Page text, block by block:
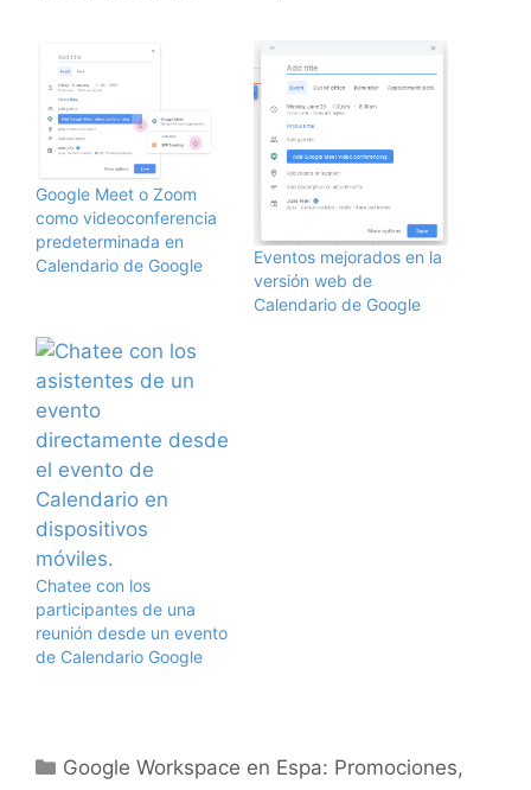
Google Meet o Zoom
como videoconferencia
predeterminada en
Calendario de Google
Eventos mejorados en la
versión web de
Calendario de Google
Chatee con los
participantes de una
reunión desde un evento
de Calendario Google
Categorías
Google Workspace en Espa: Promociones,